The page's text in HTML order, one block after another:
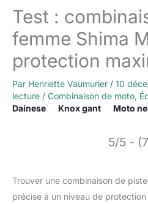
Test :
femme Shima
protection
Par Henriette Vaumurier / 10
lecture / Combinaison de moto,
Dainese
Knox gant Moto
5/5 -
Trouver une combinaison de
précise à un niveau de